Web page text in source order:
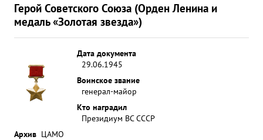
Герой Советского Союза (Орден Ленина и
медаль «Золотая звезда»)
Дата документа
29.06.1945
Воинское звание
генерал-майор
Кто наградил
Президиум ВС СССР
Архив ЦАМО